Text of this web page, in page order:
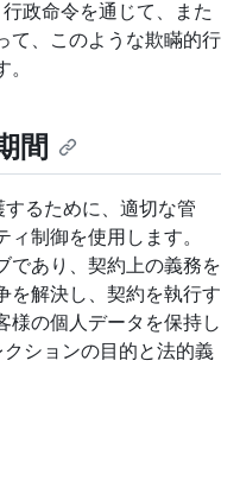
政命令を通じて、また
て、このような欺瞞的行
間
るために、適切な管
制御を使用します。
であり、契約上の義務を
を解決し、契約を執行す
様の個人データを保持し
ションの目的と法的義